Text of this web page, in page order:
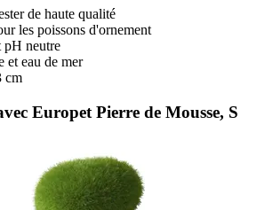
de haute qualité
les poissons d'ornement
pH neutre
et eau de mer
cm
Europet Pierre de Mousse, S